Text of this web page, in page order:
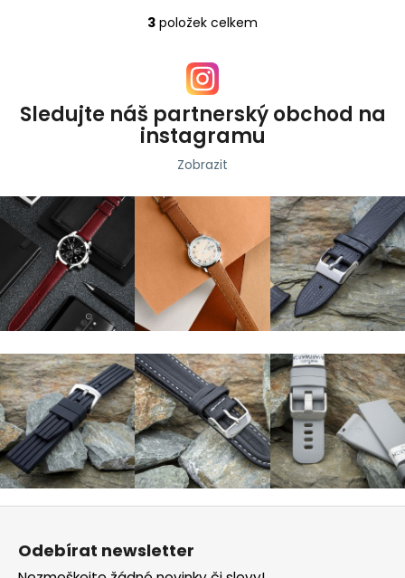
O
l
á
d
a
c
í
p
v
k
y
v
ý
p
i
s
u
3 položek celkem
Sledujte náš partnerský obchod na
instagramu
Zobrazit
Odebírat newsletter